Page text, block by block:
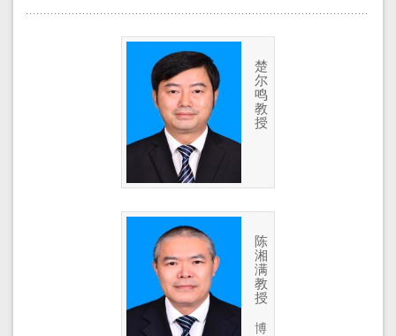
楚
尔
鸣
教
授
陈
湘
满
教
授
博